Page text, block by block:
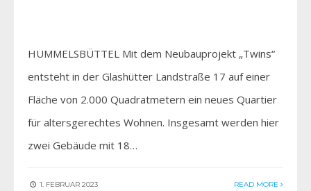
HUMMELSBÜTTEL Mit dem Neubauprojekt „Twins“
entsteht in der Glashütter Landstraße 17 auf einer
Fläche von 2.000 Quadratmetern ein neues Quartier
für altersgerechtes Wohnen. Insgesamt werden hier
zwei Gebäude mit 18…
1. FEBRUAR 2023 READ MORE